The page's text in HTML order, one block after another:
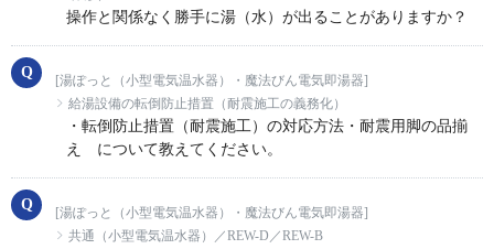
操作と関係なく勝手に湯（水）が出ることがありますか？
[湯ぽっと（小型電気温水器）・魔法びん電気即湯器]
給湯設備の転倒防止措置（耐震施工の義務化）
・転倒防止措置（耐震施工）の対応方法・耐震用脚の品揃
え について教えてください。
[湯ぽっと（小型電気温水器）・魔法びん電気即湯器]
共通（小型電気温水器）／REW-D／REW-B